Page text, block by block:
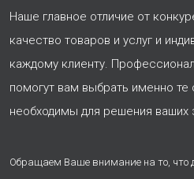
Наше главное отличие от
качество товаров и услуг и
каждому клиенту.
помогут вам выбрать именно
необходимы для решения ваших
Обращаем Ваше внимание на то, что